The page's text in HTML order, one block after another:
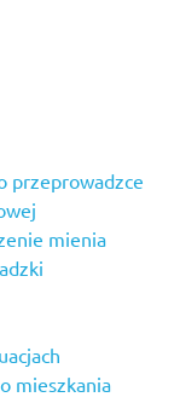
przeprowadzce
mienia
mieszkania